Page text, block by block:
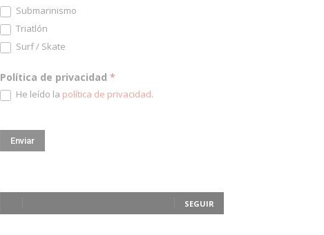
Submarinismo
Triatlón
Surf / Skate
Política de privacidad *
He leído la política de privacidad.
SEGUIR